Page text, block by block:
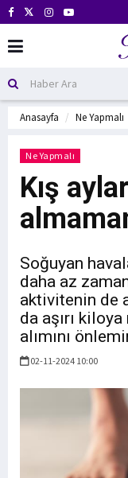
Anasayfa Ne Yapmalı
Ne Yapmalı
Kış
Soğuyan
daha az
aktivitenin de
da aşırı
alımını
02-11-2024 10:00